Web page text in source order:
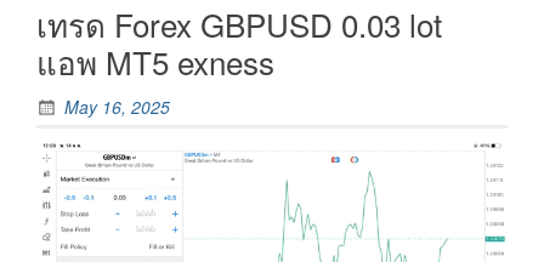
เทรด Forex GBPUSD 0.03 lot
แอพ MT5 exness
May 16, 2025